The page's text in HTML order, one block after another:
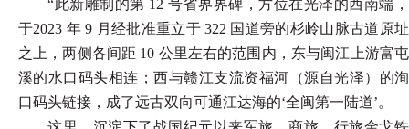
“此新雕制的第 12 号省界界碑，方位在光泽的西南端，
于2023 年 9 月经批准重立于 322 国道旁的杉岭山脉古道原址
之上，两侧各间距 10 公里左右的范围内，东与闽江上游富屯
溪的水口码头相连；西与赣江支流资福河（源自光泽）的洵
口码头链接，成了远古双向可通江达海的‘全闽第一陆道’。